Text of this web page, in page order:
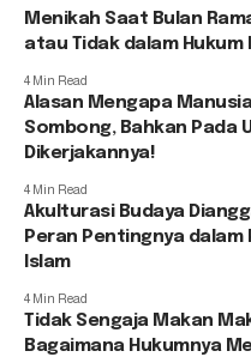
Menikah Saat Bulan
atau Tidak dalam Hukum
4 Min Read
Alasan Mengapa
Sombong, Bahkan Pada
Dikerjakannya!
4 Min Read
Akulturasi Budaya
Peran Pentingnya dalam
Islam
4 Min Read
Tidak Sengaja Makan
Bagaimana Hukumnya